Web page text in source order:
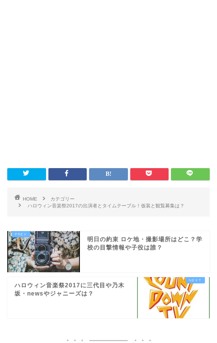
HOME
カテゴリー
ハロウィン音楽祭2017の出演者とタイムテーブル！仮装と観覧募集は？
明日の約束 ロケ地・撮影場所はどこ？学
校の目撃情報や子役は誰？
ハロウィン音楽祭2017に三代目や乃木
坂・newsやジャニーズは？